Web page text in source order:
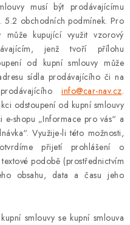
musí být prodávajícímu
5.2 obchodních podmínek. Pro
může kupující využit vzorový
jenž tvoří přílohu
od kupní smlouvy může
sídla prodávajícího či na
info@car-nav.cz.
odstoupení od kupní smlouvy
e-shopu „Informace pro vás“ a
Využije-li této možnosti,
přijetí prohlášení o
podobě (prostřednictvím
obsahu, data a času jeho
smlouvy se kupní smlouva